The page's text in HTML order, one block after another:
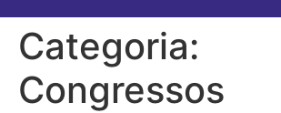
Categoria:
Congressos